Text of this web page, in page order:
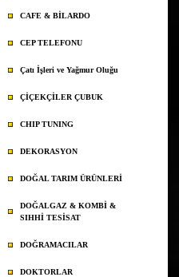
CAFE & BİLARDO
CEP TELEFONU
Çatı İşleri ve Yağmur Oluğu
ÇİÇEKÇİLER ÇUBUK
CHIP TUNING
DEKORASYON
DOĞAL TARIM ÜRÜNLERİ
DOĞALGAZ & KOMBİ &
SIHHİ TESİSAT
DOĞRAMACILAR
DOKTORLAR